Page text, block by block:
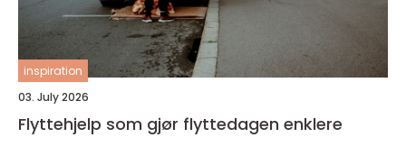
inspiration
03. July 2026
Flyttehjelp som gjør flyttedagen enklere